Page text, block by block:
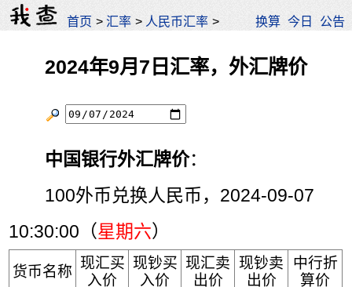
首页 >汇率 > 人民币汇率 > 换算 今日 公告
2024年9月7日汇率，外汇牌价
中国银行外汇牌价：
100外币兑换人民币，2024-09-07
10:30:00（星期六）
货币名称
现汇买
入价
现钞买
入价
现汇卖
出价
现钞卖
出价
中行折
算价